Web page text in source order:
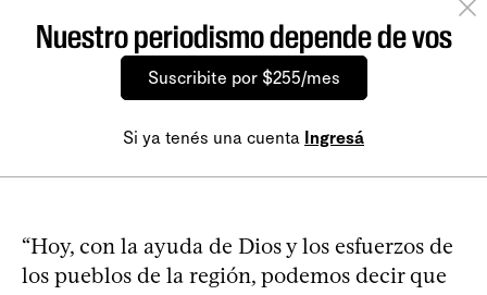
Nuestro periodismo depende de vos
Suscribite por $255/mes
Si ya tenés una cuenta Ingresá
“Hoy, con la ayuda de Dios y los esfuerzos de
los pueblos de la región, podemos decir que